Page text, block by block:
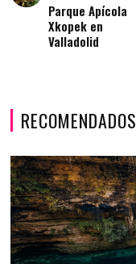
Parque Apícola
Xkopek en
Valladolid
RECOMENDADOS